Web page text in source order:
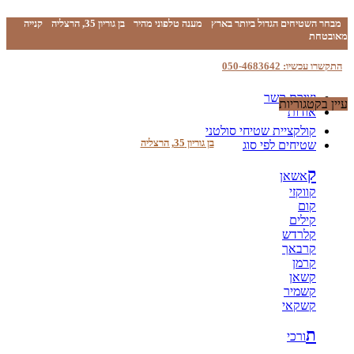
מבחר השטיחים הגדול ביותר בארץ מענה טלפוני מהיר בן גוריון 35, הרצליה
קנייה
מאובטחת
התקשרו עכשיו: 050-4683642
יצירת קשר
אודות
בן גוריון 35, הרצליה
עיין בקטגוריות
קולקציית שטיחי סולטני
שטיחים לפי סוג
קאשאן
קווקזי
קום
קילים
קלרדש
קרבאך
קרמן
קשאן
קשמיר
קשקאי
תורכי